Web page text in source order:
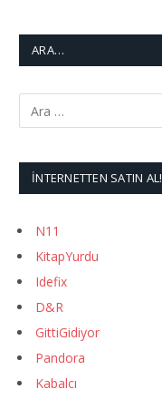
ARA…
İNTERNETTEN SATIN AL!
N11
KitapYurdu
Idefix
D&R
GittiGidiyor
Pandora
Kabalcı